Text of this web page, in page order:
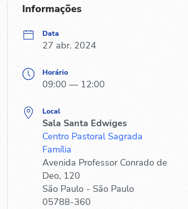
Informações
Data
27 abr. 2024
Horário
09:00 — 12:00
Local
Sala Santa Edwiges
Centro Pastoral Sagrada
Família
Avenida Professor Conrado de
Deo, 120
São Paulo - São Paulo
05788-360